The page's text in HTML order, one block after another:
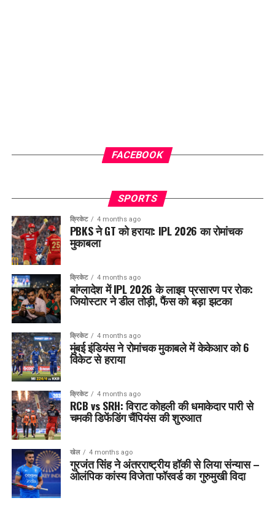
FACEBOOK
SPORTS
क्रिकेट 4 months ago
PBKS ने GT को हराया: IPL 2026 का रोमांचक
मुकाबला
क्रिकेट 4 months ago
बांग्लादेश में IPL 2026 के लाइव प्रसारण पर रोक:
जियोस्टार ने डील तोड़ी, फैंस को बड़ा झटका
क्रिकेट 4 months ago
मुंबई इंडियंस ने रोमांचक मुकाबले में केकेआर को 6
विकेट से हराया
क्रिकेट 4 months ago
RCB vs SRH: विराट कोहली की धमाकेदार पारी से
चमकी डिफेंडिंग चैंपियंस की शुरुआत
खेल 4 months ago
गुरजंत सिंह ने अंतरराष्ट्रीय हॉकी से लिया संन्यास –
ओलंपिक कांस्य विजेता फॉरवर्ड का गुरुमुखी विदा